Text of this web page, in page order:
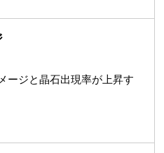
ージと晶石出現率が上昇す